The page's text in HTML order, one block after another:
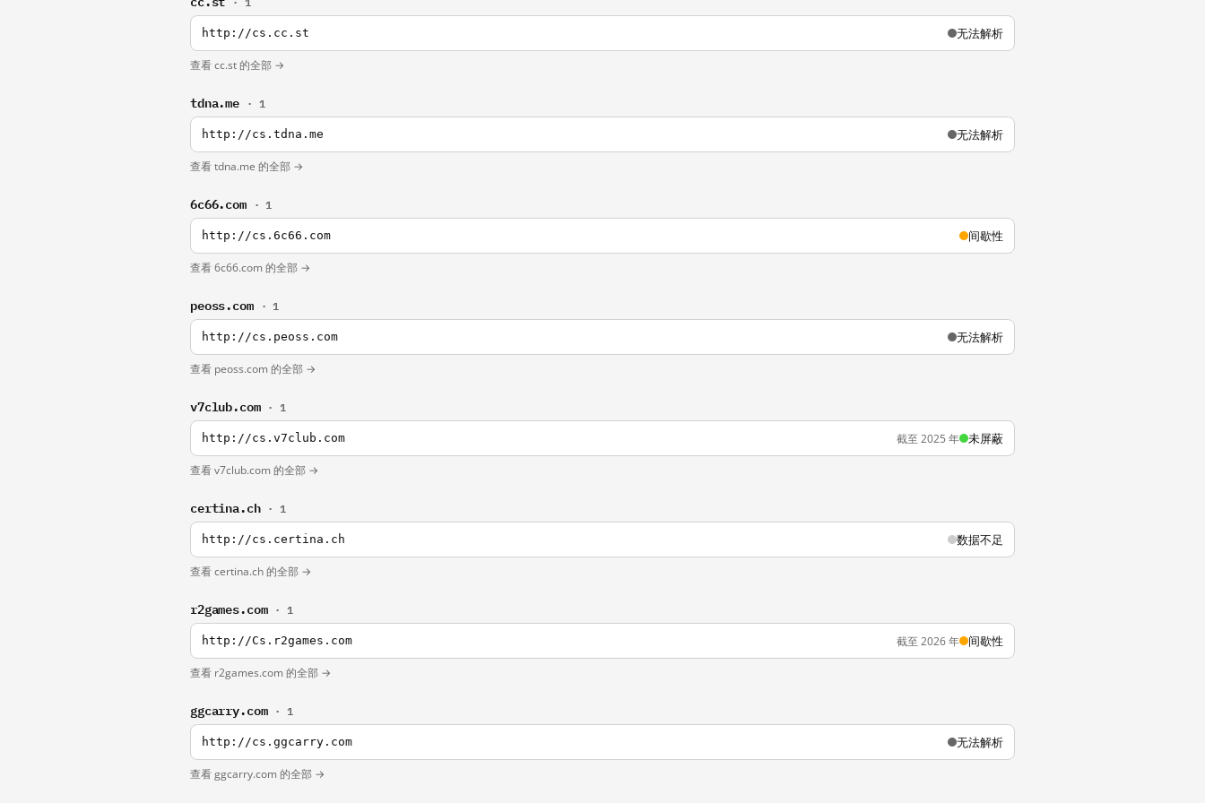
http://cs.cc.st 无法解析
查看 cc.st 的全部 →
tdna.me · 1
http://cs.tdna.me 无法解析
查看 tdna.me 的全部 →
6c66.com · 1
http://cs.6c66.com 间歇性
查看 6c66.com 的全部 →
peoss.com · 1
http://cs.peoss.com 无法解析
查看 peoss.com 的全部 →
v7club.com · 1
http://cs.v7club.com 截至 2025 年 未屏蔽
查看 v7club.com 的全部 →
certina.ch · 1
http://cs.certina.ch 数据不足
查看 certina.ch 的全部 →
r2games.com · 1
http://Cs.r2games.com 截至 2026 年 间歇性
查看 r2games.com 的全部 →
ggcarry.com · 1
http://cs.ggcarry.com 无法解析
查看 ggcarry.com 的全部 →